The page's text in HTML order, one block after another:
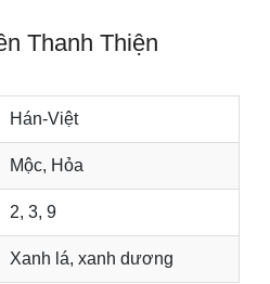
Thanh Thiện
Hán-Việt
Mộc, Hỏa
2, 3, 9
Xanh lá, xanh dương